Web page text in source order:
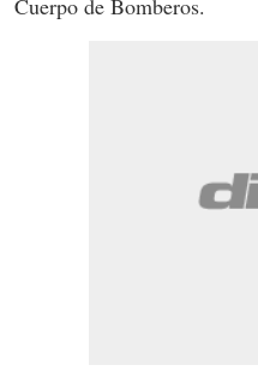
Cuerpo de Bomberos.